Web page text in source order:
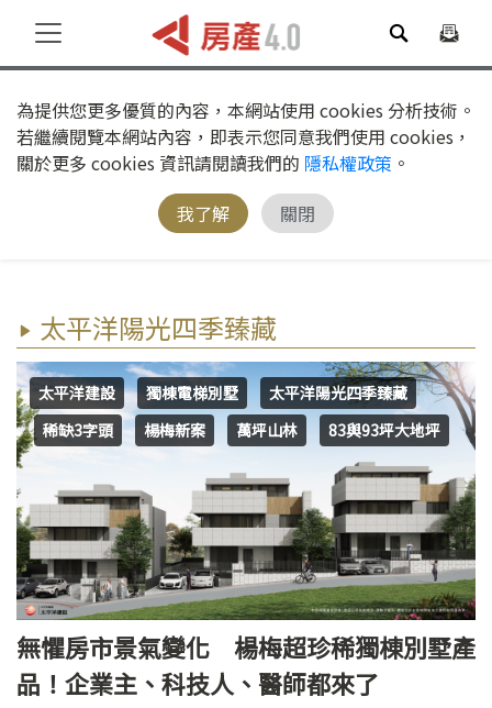
為提供您更多優質的內容，本網站使用 cookies 分析技術。
若繼續閱覽本網站內容，即表示您同意我們使用 cookies，
關於更多 cookies 資訊請閱讀我們的 隱私權政策 。
我了解
關閉
太平洋陽光四季臻藏
太平洋建設 獨棟電梯別墅
太平洋陽光四季臻藏
稀缺3字頭
楊梅新案 萬坪山林 83與93坪大地坪
無懼房市景氣變化 楊梅超珍稀獨棟別墅產
品！企業主、科技人、醫師都來了